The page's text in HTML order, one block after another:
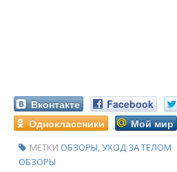
Вконтакте Facebook
Одноклассники
Мой мир
МЕТКИ ОБЗОРЫ,УХОД ЗА ТЕЛОМ
ОБЗОРЫ